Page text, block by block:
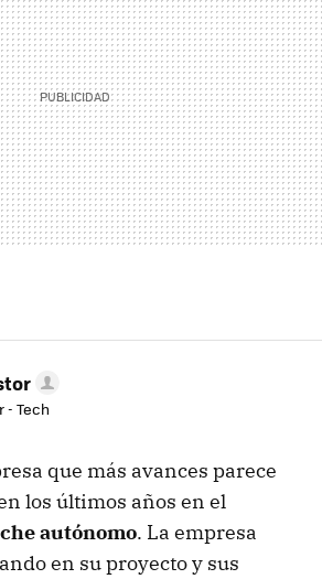
- Tech
que más avances parece
los últimos años en el
autónomo. La empresa
en su proyecto y sus